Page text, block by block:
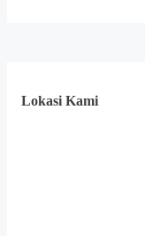
Lokasi Kami